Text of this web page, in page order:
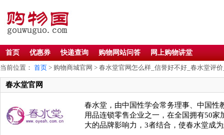
首页 优惠券 快递查询 购物网站问答
网上购物讲堂
当前位置： 首页 > 购物商城官网 > 春水堂官网怎么样_信誉好不好_春水堂评
春水堂官网
春水堂，由中国性学会常务理事、中国性
用品连锁零售企业之一，在全国拥有50
大的品牌影响力，3者结合，使春水堂成